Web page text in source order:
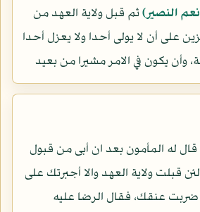
النصير)ثم قبل ولاية العهد من
على أن لا يولى أحدا ولا يعزل أحدا
وأن يكون في الامر مشيرا من بعيد
له المأمون بعد ان أبى من قبول
قبلت ولاية العهد والا أجبرتك على
عنقك، فقال الرضا عليه